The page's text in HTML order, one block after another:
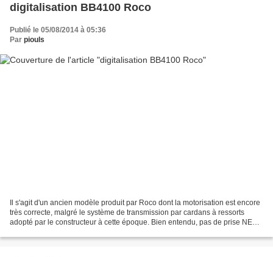
digitalisation BB4100 Roco
Publié le 05/08/2014 à 05:36
Par piouls
Il s'agit d'un ancien modèle produit par Roco dont la motorisation est encore
très correcte, malgré le système de transmission par cardans à ressorts
adopté par le constructeur à cette époque. Bien entendu, pas de prise NEM,